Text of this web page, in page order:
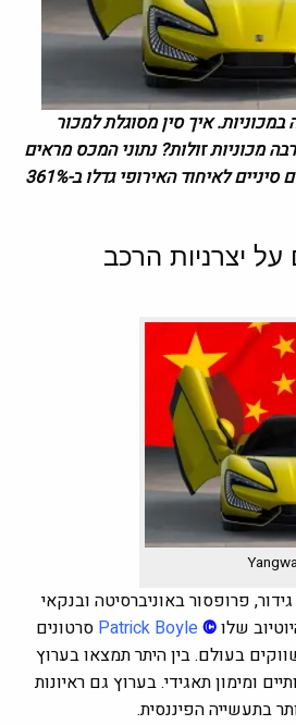
איך סין מסוגלת למכור
מכוניות זולות? נתוני המכס מראים
כי משלוחי רכבים חשמליים סיניים לאיחוד האירופי גדלו ב-361%
יצרניות הרכב
פרופסור באוניברסיטה ובנקאי
שלו©
Patrick Boyleסרטונים
בעולם. בין היתר תמצאו בערוץ
ומימון תאגידי. בערוץ גם ראיונות
בתעשייה הפיננסית.